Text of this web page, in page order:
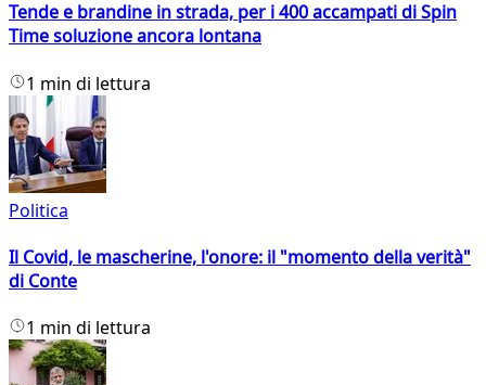
Tende e brandine in strada, per i 400 accampati di Spin
Time soluzione ancora lontana
1 min di lettura
Politica
Il Covid, le mascherine, l'onore: il "momento della verità"
di Conte
1 min di lettura